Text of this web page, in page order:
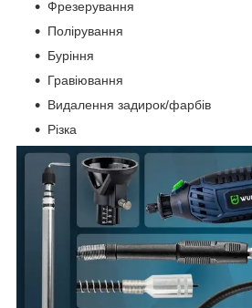
Фрезерування
Полірування
Буріння
Гравіювання
Видалення задирок/фарбів
Різка